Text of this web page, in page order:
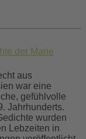
der Marie
aus
war eine
gefühlvolle
Jahrhunderts.
wurden
Lebzeiten in